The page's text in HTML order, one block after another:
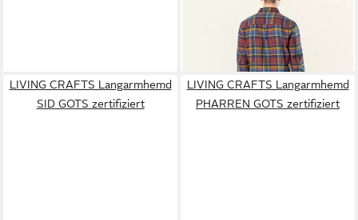
Langarmhemd SVEN GOTS
zertifiziert
LIVING CRAFTS Langarmhemd
SID GOTS zertifiziert
LIVING CRAFTS Langarmhemd
PHARREN GOTS zertifiziert